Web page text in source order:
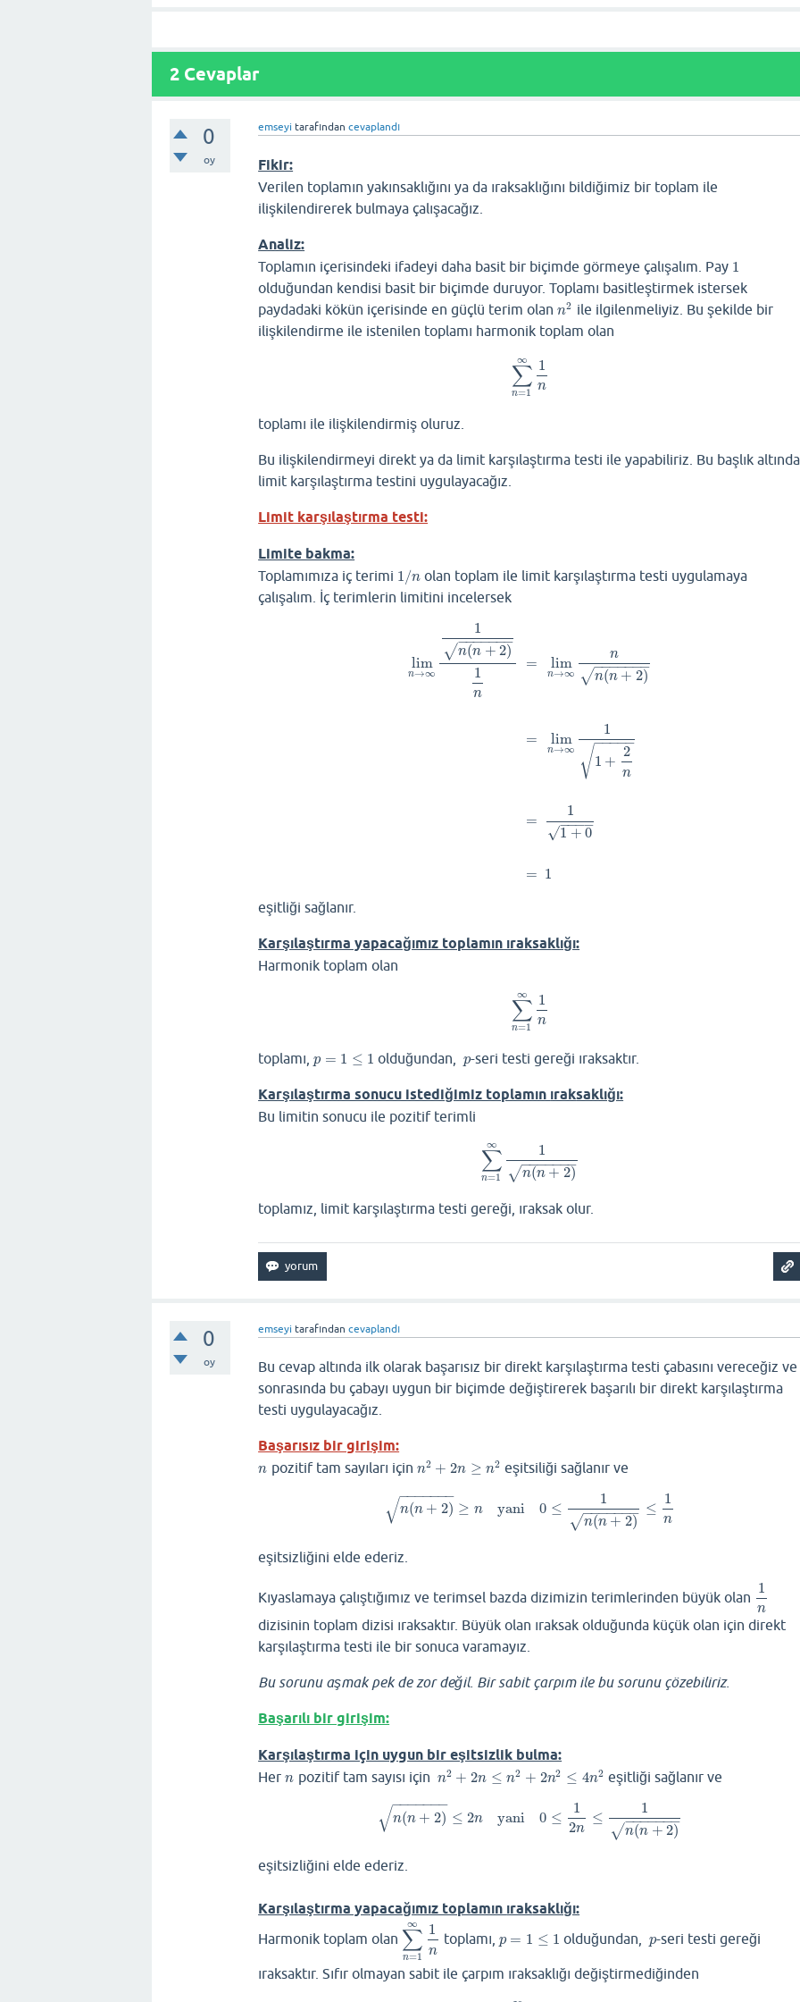
2 Cevaplar
0
oy
emseyi tarafından cevaplandı
Fikir:
Verilen toplamın yakınsaklığını ya da ıraksaklığını bildiğimiz bir toplam ile
ilişkilendirerek bulmaya çalışacağız.
Analiz:
Toplamın içerisindeki ifadeyi daha basit bir biçimde görmeye çalışalım. Pay 1
1
olduğundan kendisi basit bir biçimde duruyor. Toplamı basitleştirmek istersek
paydadaki kökün içerisinde en güçlü terim olann2
n2 ile ilgilenmeliyiz. Bu şekilde bir
ilişkilendirme ile istenilen toplamı harmonik toplam olan
∑
n=1
∞ 1
n
∑n =1∞
toplamı ile ilişkilendirmiş oluruz.
Bu ilişkilendirmeyi direkt ya da limit karşılaştırma testi ile yapabiliriz. Bu başlık altında
limit karşılaştırma testini uygulayacağız.
Limit karşılaştırma testi:
Limite bakma:
Toplamımıza iç terimi 1 /n
1/n olan toplam ile limit karşılaştırma testi uygulamaya
çalışalım. İç terimlerin limitini incelersek
lim
n→∞
1
n(n + 2)
− −
−−−−−
√
1
n
= lim
n→∞
n
n(n + 2)
− −
−−−−−
√
= lim
n→∞
1
1 +
2
n
− −
−−−
√
=
1
1 + 0
− −
−−
√
= 1
limn→ n +2
eşitliği sağlanır.
Karşılaştırma yapacağımız toplamın ıraksaklığı:
Harmonik toplam olan
∑
n=1
∞ 1
n
∑n =1∞
toplamı,p = 1 ≤ 1
p =1 ≤ 1 olduğundan,p
p-seri testi gereği ıraksaktır.
Karşılaştırma sonucu istediğimiz toplamın ıraksaklığı:
Bu limitin sonucu ile pozitif terimli
∑
n=1
∞ 1
n(n + 2)
− −
−−−−−
√
∑ n=1∞1n(n+2)
toplamız, limit karşılaştırma testi gereği, ıraksak olur.
0
oy
emseyi tarafından cevaplandı
Bu cevap altında ilk olarak başarısız bir direkt karşılaştırma testi çabasını vereceğiz ve
sonrasında bu çabayı uygun bir biçimde değiştirerek başarılı bir direkt karşılaştırma
testi uygulayacağız.
Başarısız bir girişim:
n
n pozitif tam sayıları için n2 + 2n ≥ n2
n2 +2 n≥n2 eşitsiliği sağlanır ve
n(n + 2)
− −
−−−−−
√ ≥ n yani 0 ≤
1
n(n + 2)
− −
−−−−−
√
≤
1
n
n (n+ 2) ≥n yani 0 ≤1 n(n+2)≤1n
eşitsizliğini elde ederiz.
Kıyaslamaya çalıştığımız ve terimsel bazda dizimizin terimlerinden büyük olan
1
n
1n
dizisinin toplam dizisi ıraksaktır. Büyük olan ıraksak olduğunda küçük olan için direkt
karşılaştırma testi ile bir sonuca varamayız.
Bu sorunu aşmak pek de zor değil. Bir sabit çarpım ile bu sorunu çözebiliriz.
Başarılı bir girişim:
Karşılaştırma için uygun bir eşitsizlik bulma:
Hern
n pozitif tam sayısı için n2 + 2n ≤ n2 + 2n2 ≤ 4n2
n2 +2 n≤n2+2n 2≤4n2 eşitliği sağlanır ve
n(n + 2)
− −
−−−−−
√ ≤ 2n yani 0 ≤
1
2n
≤
1
n(n + 2)
− −
−−−−−
√
n (n+ 2) ≤2n yani 0 ≤1 2n≤ 1n (n+2)
eşitsizliğini elde ederiz.
Karşılaştırma yapacağımız toplamın ıraksaklığı:
Harmonik toplam olan ∑
n=1
∞ 1
n
∑n =1∞1n
toplamı, p = 1 ≤ 1
p=1 ≤1 olduğundan, p
p-seri testi gereği
ıraksaktır. Sıfır olmayan sabit ile çarpım ıraksaklığı değiştirmediğinden